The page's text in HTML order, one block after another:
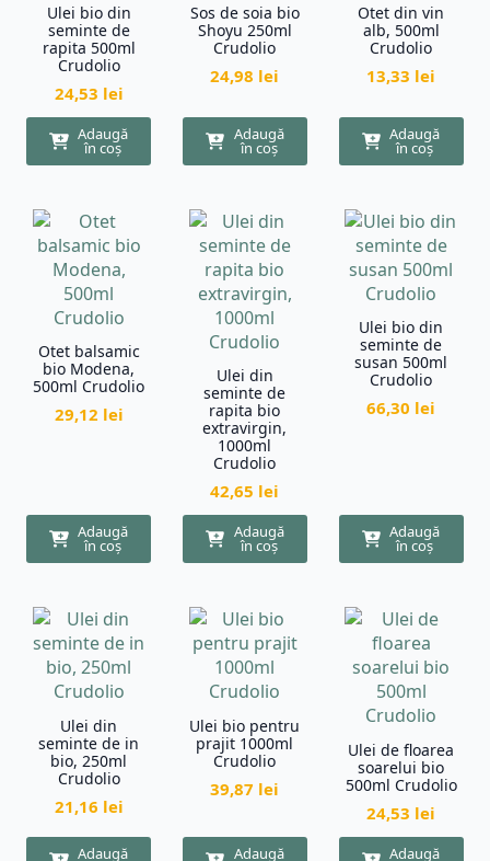
Ulei bio din
seminte de
rapita 500ml
Crudolio
24,53 lei
Adaugă
în coș
Sos de soia bio
Shoyu 250ml
Crudolio
24,98 lei
Adaugă
în coș
Otet din vin
alb, 500ml
Crudolio
13,33 lei
Adaugă
în coș
Otet balsamic
bio Modena,
500ml Crudolio
29,12 lei
Adaugă
în coș
Ulei din
seminte de
rapita bio
extravirgin,
1000ml
Crudolio
42,65 lei
Adaugă
în coș
Ulei bio din
seminte de
susan 500ml
Crudolio
66,30 lei
Adaugă
în coș
Ulei din
seminte de in
bio, 250ml
Crudolio
21,16 lei
Adaugă
Ulei bio pentru
prajit 1000ml
Crudolio
39,87 lei
Adaugă
Ulei de floarea
soarelui bio
500ml Crudolio
24,53 lei
Adaugă